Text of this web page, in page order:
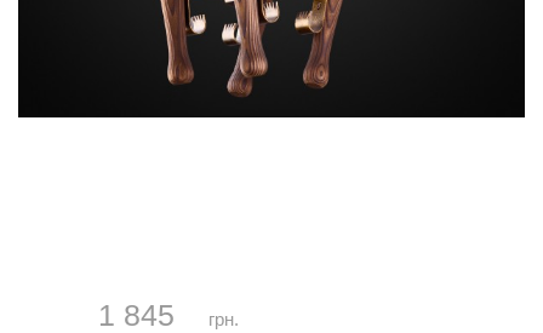
1 845 грн.